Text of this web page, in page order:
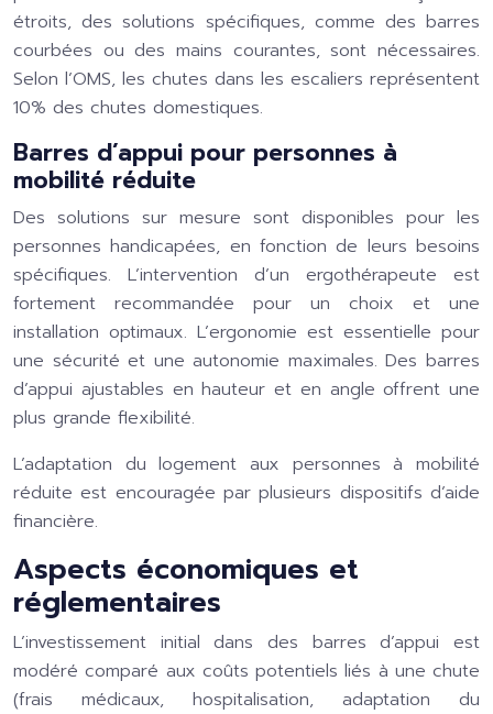
étroits, des solutions spécifiques, comme des barres
courbées ou des mains courantes, sont nécessaires.
Selon l’OMS, les chutes dans les escaliers représentent
10% des chutes domestiques.
Barres d’appui pour personnes à
mobilité réduite
Des solutions sur mesure sont disponibles pour les
personnes handicapées, en fonction de leurs besoins
spécifiques. L’intervention d’un ergothérapeute est
fortement recommandée pour un choix et une
installation optimaux. L’ergonomie est essentielle pour
une sécurité et une autonomie maximales. Des barres
d’appui ajustables en hauteur et en angle offrent une
plus grande flexibilité.
L’adaptation du logement aux personnes à mobilité
réduite est encouragée par plusieurs dispositifs d’aide
financière.
Aspects économiques et
réglementaires
L’investissement initial dans des barres d’appui est
modéré comparé aux coûts potentiels liés à une chute
(frais médicaux, hospitalisation, adaptation du